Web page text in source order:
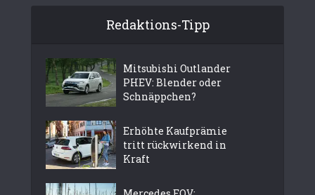
Redaktions-Tipp
Mitsubishi Outlander
PHEV: Blender oder
Schnäppchen?
Erhöhte Kaufprämie
tritt rückwirkend in
Kraft